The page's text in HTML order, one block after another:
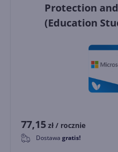
Protection
(Education
77,15 zł / rocznie
0 Dostawa gratis!